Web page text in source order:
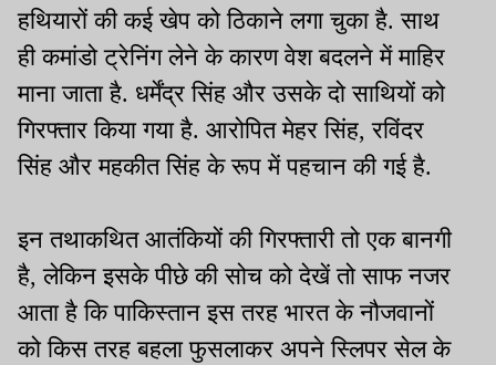
हथियारों की कई खेप को ठिकाने लगा चुका है. साथ
ही कमांडो ट्रेनिंग लेने के कारण वेश बदलने में माहिर
माना जाता है. धर्मेंद्र सिंह और उसके दो साथियों को
गिरफ्तार किया गया है. आरोपित मेहर सिंह, रविंदर
सिंह और महकीत सिंह के रूप में पहचान की गई है.
इन तथाकथित आतंकियों की गिरफ्तारी तो एक बानगी
है, लेकिन इसके पीछे की सोच को देखें तो साफ नजर
आता है कि पाकिस्तान इस तरह भारत के नौजवानों
को किस तरह बहला फुसलाकर अपने स्लिपर सेल के